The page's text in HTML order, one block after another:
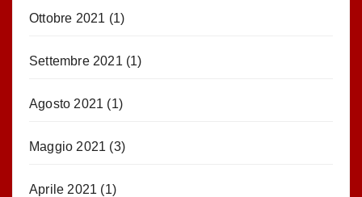
Ottobre 2021 (1)
Settembre 2021 (1)
Agosto 2021 (1)
Maggio 2021 (3)
Aprile 2021 (1)